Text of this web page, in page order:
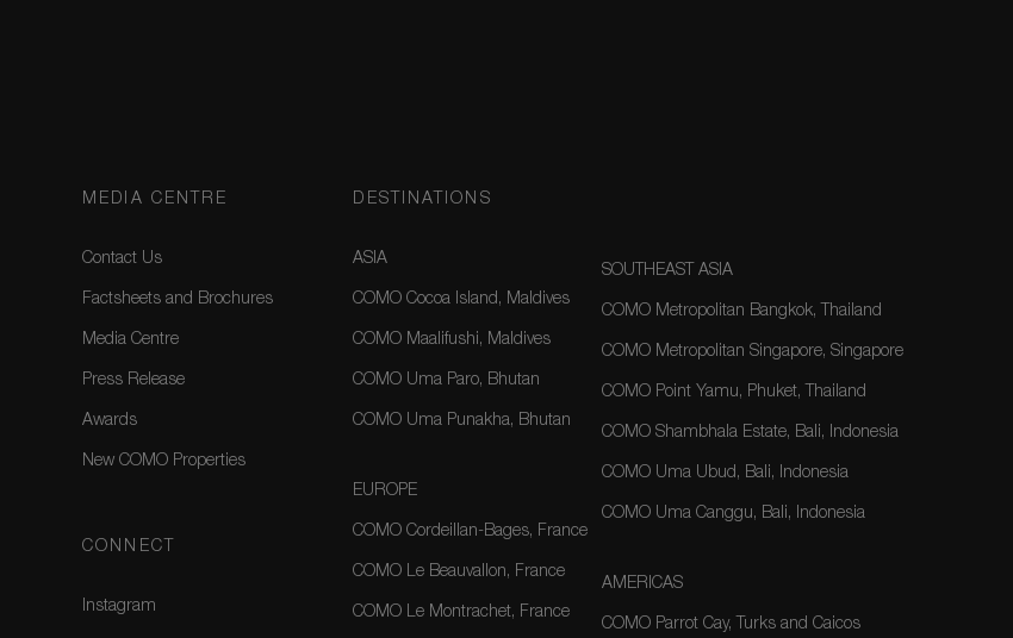
MEDIA CENTRE
Contact Us
Factsheets and Brochures
Media Centre
Press Release
Awards
New COMO Properties
CONNECT
Instagram
DESTINATIONS
ASIA
COMO Cocoa Island, Maldives
COMO Maalifushi, Maldives
COMO Uma Paro, Bhutan
COMO Uma Punakha, Bhutan
EUROPE
COMO Cordeillan-Bages, France
COMO Le Beauvallon, France
COMO Le Montrachet, France
SOUTHEAST ASIA
COMO Metropolitan Bangkok, Thailand
COMO Metropolitan Singapore, Singapore
COMO Point Yamu, Phuket, Thailand
COMO Shambhala Estate, Bali, Indonesia
COMO Uma Ubud, Bali, Indonesia
COMO Uma Canggu, Bali, Indonesia
AMERICAS
COMO Parrot Cay, Turks and Caicos